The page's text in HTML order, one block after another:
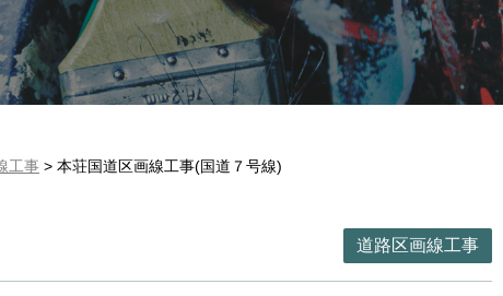
工事 > 本荘国道区画線工事(国道７号線)
道路区画線工事